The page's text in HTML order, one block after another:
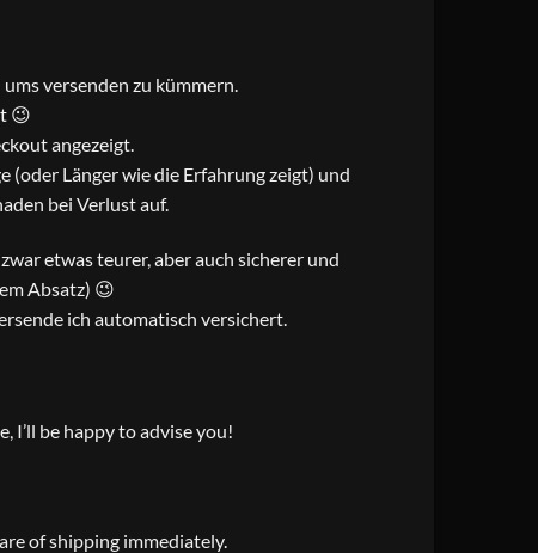
versenden zu kümmern.
😉
angezeigt.
(oder Länger wie die Erfahrung zeigt) und
bei Verlust auf.
etwas teurer, aber auch sicherer und
Absatz) 😉
ich automatisch versichert.
I’ll be happy to advise you!
of shipping immediately.